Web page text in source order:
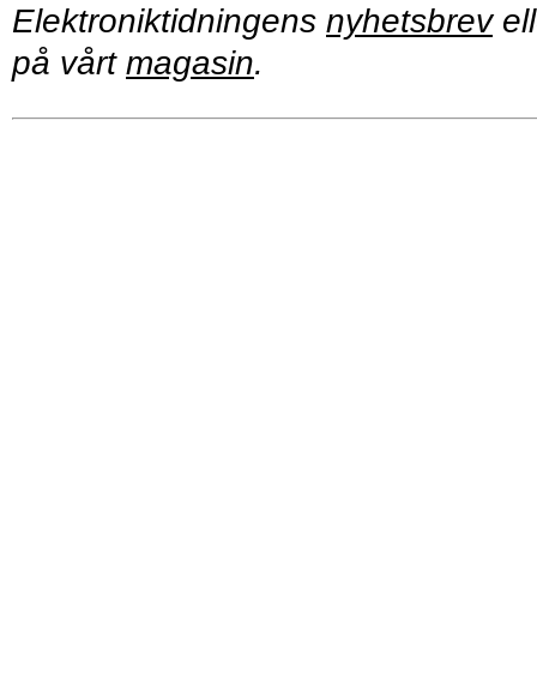
Elektroniktidningens nyhetsbrev
på vårt magasin.